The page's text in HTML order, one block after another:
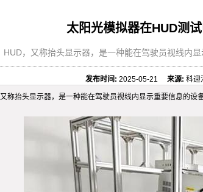
太阳光模拟器在HUD测
，又称抬头显示器，是一种能在驾驶员视线内
发布时间: 2025-05-21来源: 科
称抬头显示器，是一种能在驾驶员视线内显示重要信息的